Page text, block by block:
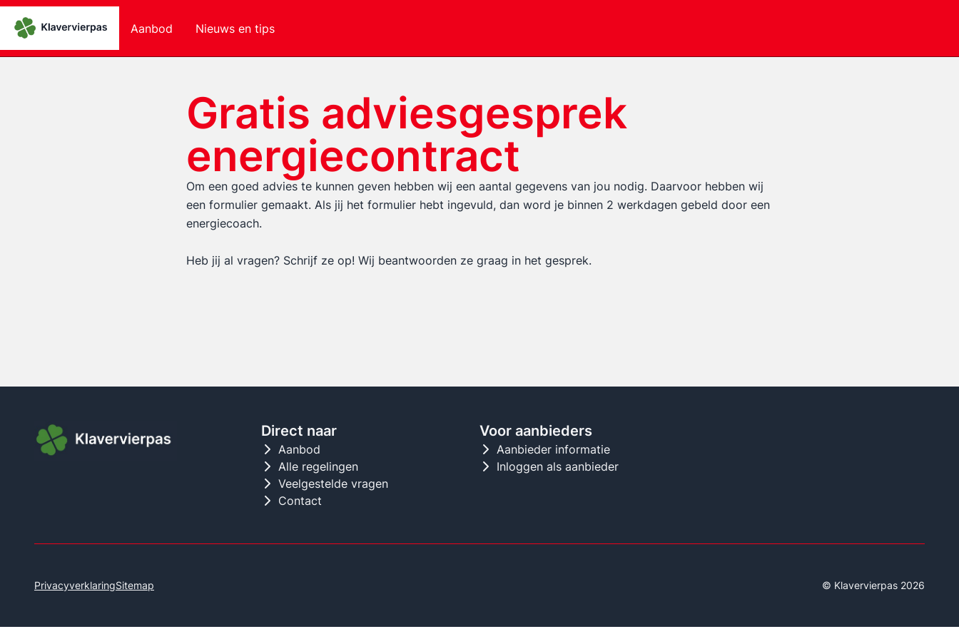
Aanbod Nieuws en tips
Gratis adviesgesprek
energiecontract
Om een goed advies te kunnen geven hebben wij een aantal gegevens van jou nodig. Daarvoor hebben wij
een formulier gemaakt. Als jij het formulier hebt ingevuld, dan word je binnen 2 werkdagen gebeld door een
energiecoach.
Heb jij al vragen? Schrijf ze op! Wij beantwoorden ze graag in het gesprek.
Direct naar
Aanbod
Alle regelingen
Veelgestelde vragen
Contact
Voor aanbieders
Aanbieder informatie
Inloggen als aanbieder
PrivacyverklaringSitemap © Klavervierpas 2026